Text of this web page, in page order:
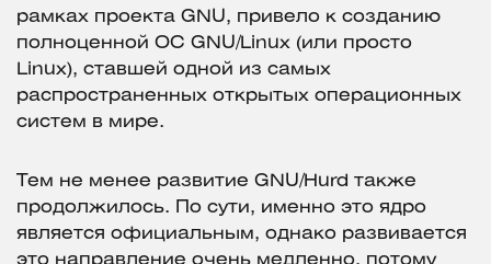
рамках проекта GNU, привело к созданию
полноценной ОС GNU/Linux (или просто
Linux), ставшей одной из самых
распространенных открытых операционных
систем в мире.
Тем не менее развитие GNU/Hurd также
продолжилось. По сути, именно это ядро
является официальным, однако развивается
это направление очень медленно, потому